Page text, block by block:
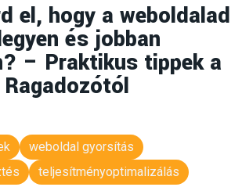
el, hogy a weboldalad
és jobban
– Praktikus tippek a
weboldal gyorsítás
teljesítményoptimalizálás